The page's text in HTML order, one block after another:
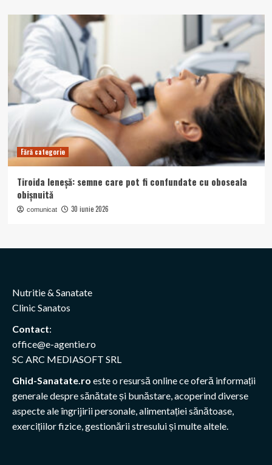
Fără categorie
Tiroida leneșă: semne care pot fi confundate cu oboseala
obișnuită
comunicat 30 iunie 2026
Nutritie & Sanatate
Clinic Sanatos
Contact:
office@e-agentie.ro
SC ARC MEDIASOFT SRL
Ghid-Sanatate.ro este o resursă online ce oferă informații
generale despre sănătate și bunăstare, acoperind diverse
aspecte ale îngrijirii personale, alimentației sănătoase,
exercițiilor fizice, gestionării stresului și multe altele.